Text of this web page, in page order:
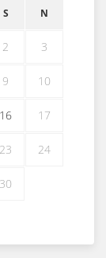
S N
2 3
9 10
16 17
23 24
30